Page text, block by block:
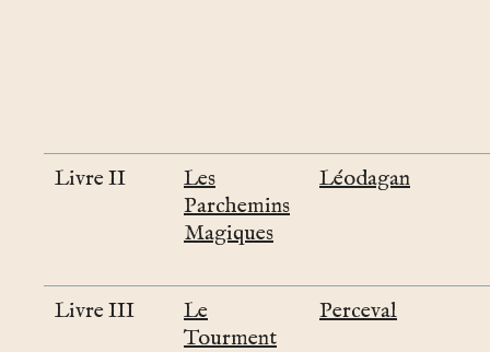
Livre II
Les
Parchemins
Magiques
Léodagan
Livre III
Le
Tourment
Perceval